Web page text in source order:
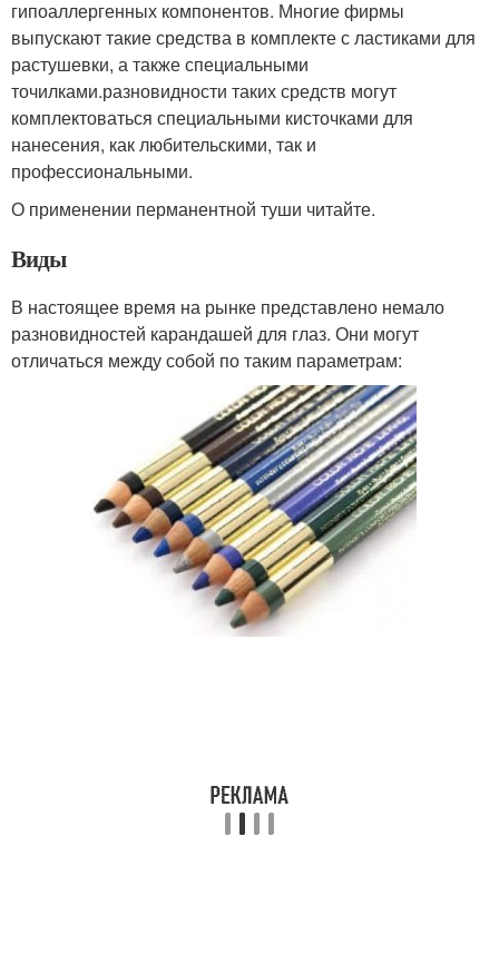
гипоаллергенных компонентов. Многие фирмы
выпускают такие средства в комплекте с ластиками для
растушевки, а также специальными
точилками.разновидности таких средств могут
комплектоваться специальными кисточками для
нанесения, как любительскими, так и
профессиональными.
О применении перманентной туши читайте.
Виды
В настоящее время на рынке представлено немало
разновидностей карандашей для глаз. Они могут
отличаться между собой по таким параметрам: